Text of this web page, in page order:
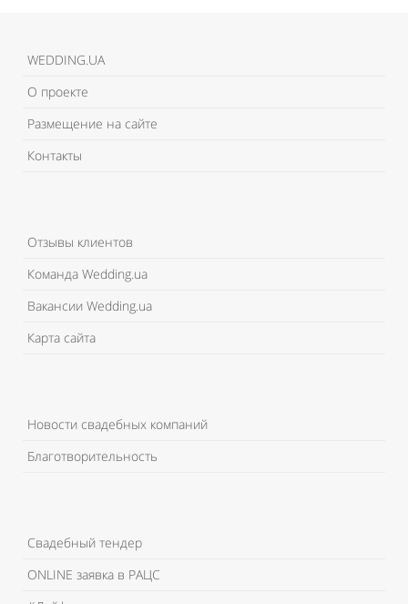
WEDDING.UA
О проекте
Размещение на сайте
Контакты
Отзывы клиентов
Команда Wedding.ua
Вакансии Wedding.ua
Карта сайта
Новости свадебных компаний
Благотворительность
Свадебный тендер
ONLINE заявка в РАЦС